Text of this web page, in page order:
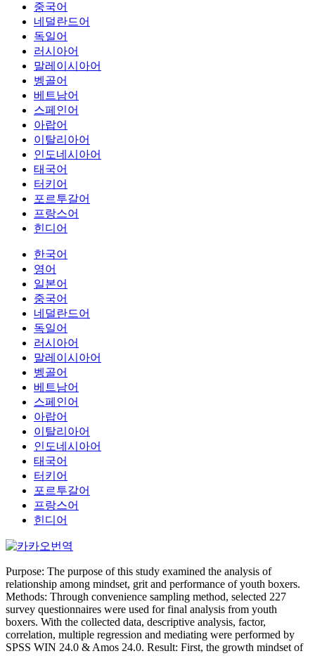
중국어
네덜란드어
독일어
러시아어
말레이시아어
벵골어
베트남어
스페인어
아랍어
이탈리아어
인도네시아어
태국어
터키어
포르투갈어
프랑스어
힌디어
한국어
영어
일본어
중국어
네덜란드어
독일어
러시아어
말레이시아어
벵골어
베트남어
스페인어
아랍어
이탈리아어
인도네시아어
태국어
터키어
포르투갈어
프랑스어
힌디어
Purpose: The purpose of this study examined the analysis of
relationship among mindset, grit and performance of youth boxers.
Methods: Through convenience sampling method, selected 227
survey questionnaires were used for final analysis from youth
boxers. With the collected data, descriptive analysis, factor,
correlation, multiple regression and mediating were performed by
SPSS WIN 24.0 & Amos 24.0. Result: First, the growth mindset of